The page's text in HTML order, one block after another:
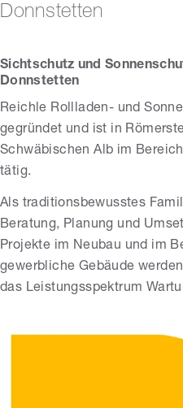
Donnstetten
Sichtschutz und
Donnstetten
Reichle Rollladen- und
gegründet und ist in
Schwäbischen Alb im
tätig.
Als traditionsbewusstes
Beratung, Planung und
Projekte im Neubau und im
gewerbliche Gebäude
das Leistungsspektrum